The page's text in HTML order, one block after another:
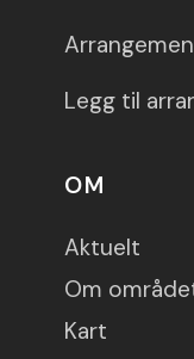
Legg til
OM
Aktuelt
Om
Kart